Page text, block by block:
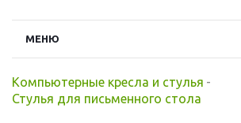
МЕНЮ
Компьютерные кресла и стулья -
Стулья для письменного стола